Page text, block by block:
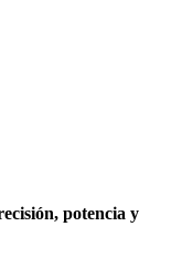
potencia y